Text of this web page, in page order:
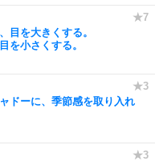
目を大きくする。
を小さくする。
ドーに、季節感を取り入れ